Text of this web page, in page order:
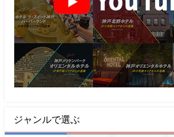
ジャンルで選ぶ